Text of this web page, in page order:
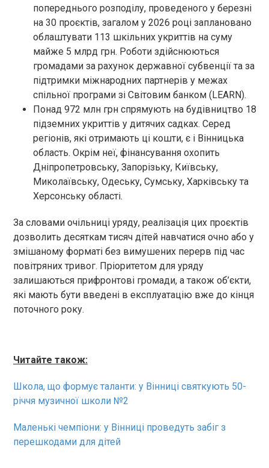
попереднього розподілу, проведеного у березні
на 30 проєктів, загалом у 2026 році заплановано
облаштувати 113 шкільних укриттів на суму
майже 5 млрд грн. Роботи здійснюються
громадами за рахунок державної субвенції та за
підтримки міжнародних партнерів у межах
спільної програми зі Світовим банком (LEARN).
Понад 972 млн грн спрямують на будівництво 18
підземних укриттів у дитячих садках. Серед
регіонів, які отримають ці кошти, є і Вінницька
область. Окрім неї, фінансування охопить
Дніпропетровську, Запорізьку, Київську,
Миколаївську, Одеську, Сумську, Харківську та
Херсонську області.
За словами очільниці уряду, реалізація цих проєктів
дозволить десяткам тисяч дітей навчатися очно або у
змішаному форматі без вимушених перерв під час
повітряних тривог. Пріоритетом для уряду
залишаються прифронтові громади, а також об’єкти,
які мають бути введені в експлуатацію вже до кінця
поточного року.
Читайте також:
Школа, що формує таланти: у Вінниці святкують 50-
річчя музичної школи №2
Маленькі чемпіони: у Вінниці проведуть забіг з
перешкодами для дітей